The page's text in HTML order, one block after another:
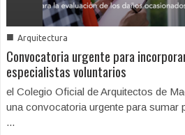
■ Arquitectura
Convocatoria urgente para
especialistas voluntarios
el Colegio Oficial de Arquitectos de
una convocatoria urgente para sumar
...